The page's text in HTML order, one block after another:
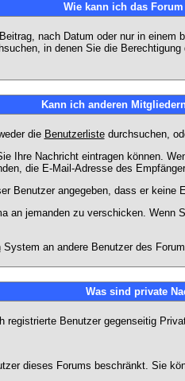
Wie kann ich das
nach Datum oder nur in
in denen Sie die
Kann ich anderen
die Benutzerlistedurchsuchen,
Ihre Nachricht eintragen können.
die E-Mail-Adresse des
Benutzer angegeben, dass er keine
jemanden zu verschicken.
System an andere Benutzer des
Was sind private
Benutzer gegenseitig
dieses Forums beschränkt. Sie